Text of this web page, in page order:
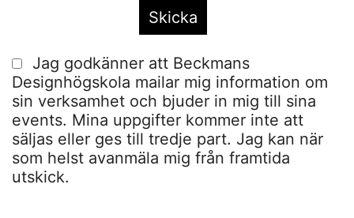
Jag godkänner att Beckmans
Designhögskola mailar mig information om
sin verksamhet och bjuder in mig till sina
events. Mina uppgifter kommer inte att
säljas eller ges till tredje part. Jag kan när
som helst avanmäla mig från framtida
utskick.